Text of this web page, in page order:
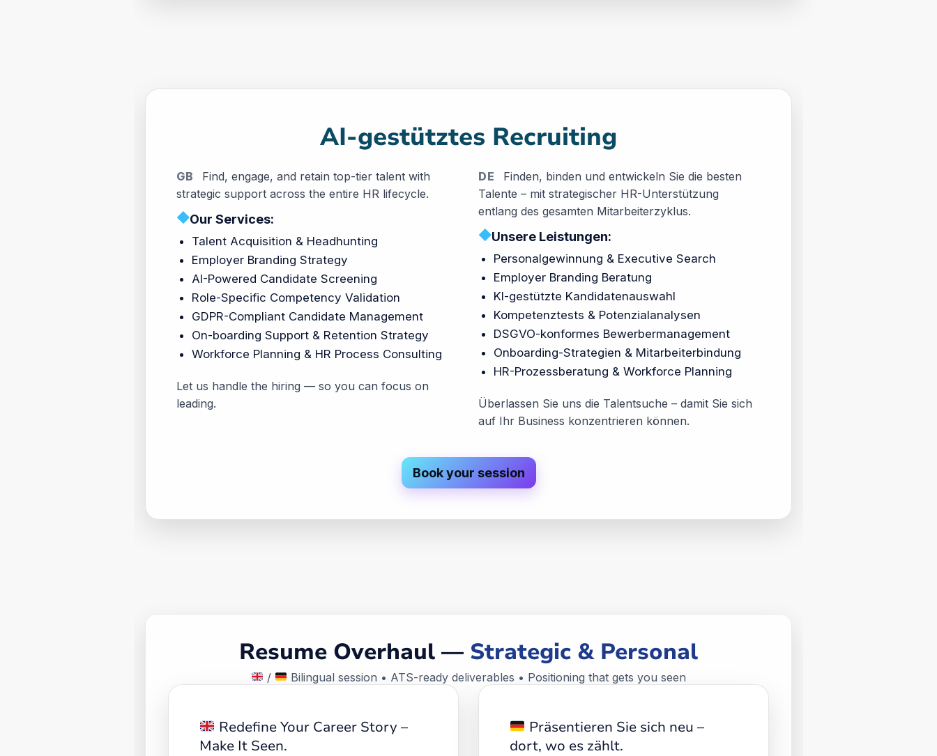
Resume Overhaul — Strategic & Personal
/ Bilingual session • ATS-ready deliverables • Positioning that gets you seen
Redefine Your Career Story –
Make It Seen.
Präsentieren Sie sich neu –
dort, wo es zählt.
AI-gestütztes Recruiting
GB
Find, engage, and retain top-tier talent with
strategic support across the entire HR lifecycle.
◆Our Services:
Talent Acquisition & Headhunting
Employer Branding Strategy
AI-Powered Candidate Screening
Role-Specific Competency Validation
GDPR-Compliant Candidate Management
On-boarding Support & Retention Strategy
Workforce Planning & HR Process Consulting
Let us handle the hiring — so you can focus on
leading.
DE
Finden, binden und entwickeln Sie die besten
Talente – mit strategischer HR-Unterstützung
entlang des gesamten Mitarbeiterzyklus.
◆Unsere Leistungen:
Personalgewinnung & Executive Search
Employer Branding Beratung
KI-gestützte Kandidatenauswahl
Kompetenztests & Potenzialanalysen
DSGVO-konformes Bewerbermanagement
Onboarding-Strategien & Mitarbeiterbindung
HR-Prozessberatung & Workforce Planning
Überlassen Sie uns die Talentsuche – damit Sie sich
auf Ihr Business konzentrieren können.
Book your session